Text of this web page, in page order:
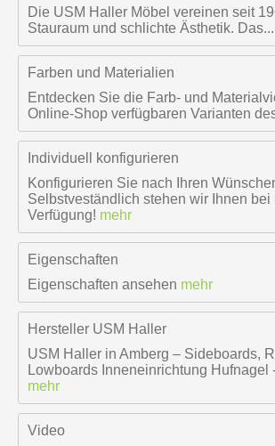
Die USM Haller Möbel vereinen seit
Stauraum und schlichte Ästhetik. Das...
Farben und Materialien
Entdecken Sie die Farb- und
Online-Shop verfügbaren Varianten
Individuell konfigurieren
Konfigurieren Sie nach Ihren
Selbstveständlich stehen wir Ihnen bei
Verfügung! mehr
Eigenschaften
Eigenschaften ansehen mehr
Hersteller USM Haller
USM Haller in Amberg – Sideboards,
Lowboards Inneneinrichtung Hufnagel
mehr
Video